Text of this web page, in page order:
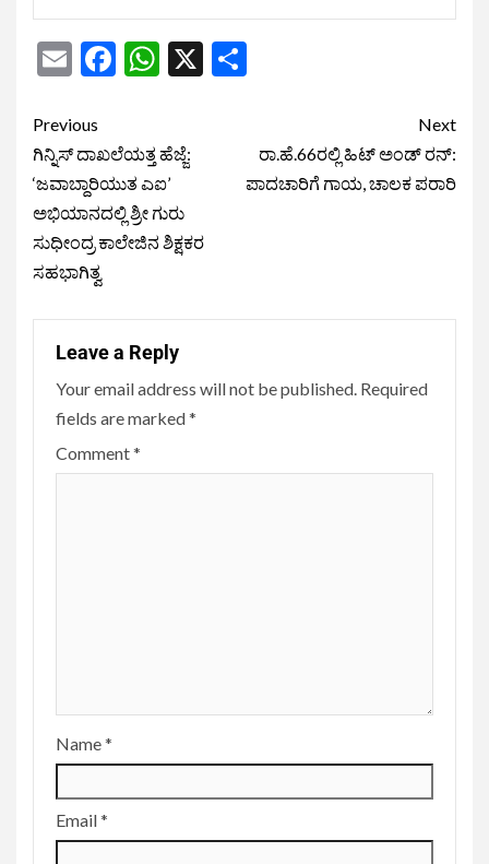
EmailFacebook
WhatsApp
X
Previous
ಗಿನ್ನಿಸ್ ದಾಖಲೆಯತ್ತ ಹೆಜ್ಜೆ:
‘ಜವಾಬ್ದಾರಿಯುತ ಎಐ’
ಅಭಿಯಾನದಲ್ಲಿ ಶ್ರೀ ಗುರು
ಸುಧೀಂದ್ರ ಕಾಲೇಜಿನ ಶಿಕ್ಷಕರ
ಸಹಭಾಗಿತ್ವ
Next
ರಾ.ಹೆ.66ರಲ್ಲಿ ಹಿಟ್ ಅಂಡ್ ರನ್:
ಪಾದಚಾರಿಗೆ ಗಾಯ, ಚಾಲಕ ಪರಾರಿ
Leave a Reply
Your email address will not be published. Required
fields are marked*
Comment*
Name*
Email*